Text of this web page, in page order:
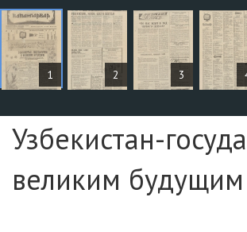
1 2 3
MAQOLALAR
Sahifa №1
Узбекистан-
великим будущим